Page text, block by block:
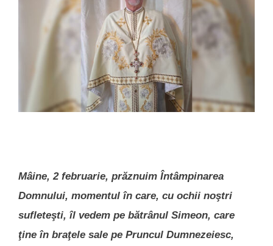
Mâine, 2 februarie, prăznuim Întâmpinarea
Domnului, momentul în care, cu ochii noştri
sufleteşti, îl vedem pe bătrânul Simeon, care
ţine în braţele sale pe Pruncul Dumnezeiesc,